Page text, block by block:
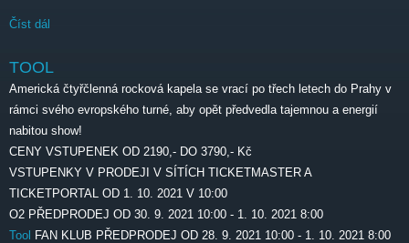
Číst dál
TOOL
Americká čtyřčlenná rocková kapela se vrací po třech letech do Prahy v
rámci svého evropského turné, aby opět předvedla tajemnou a energií
nabitou show!
CENY VSTUPENEK OD 2190,- DO 3790,- Kč
VSTUPENKY V PRODEJI V SÍTÍCH TICKETMASTER A
TICKETPORTAL OD 1. 10. 2021 V 10:00
O2 PŘEDPRODEJ OD 30. 9. 2021 10:00 - 1. 10. 2021 8:00
Tool FAN KLUB PŘEDPRODEJ OD 28. 9. 2021 10:00 - 1. 10. 2021 8:00